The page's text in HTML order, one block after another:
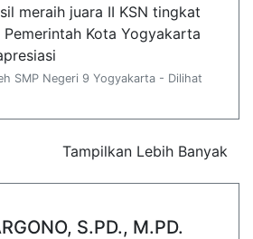
meraih juara II KSN tingkat
Kota Yogyakarta
SMP Negeri 9 Yogyakarta - Dilihat
Tampilkan Lebih Banyak
S.PD., M.PD.